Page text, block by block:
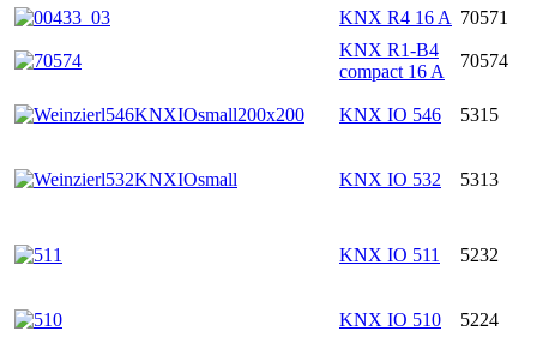
KNX R4 16 A 70571
KNX R1-B4
compact 16 A
70574
KNX IO 546 5315
KNX IO 532 5313
KNX IO 511 5232
KNX IO 510 5224